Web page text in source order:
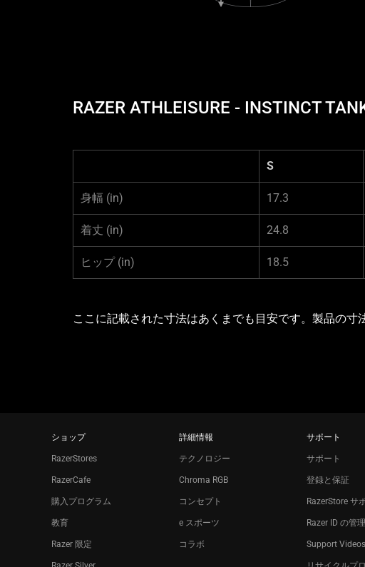
RAZER ATHLEISURE - INSTINCT
S
身幅 (in) 17.3
着丈 (in) 24.8
ヒップ (in) 18.5
ここに記載された寸法はあくまでも目安です。製品の寸
ショップ
RazerStores
RazerCafe
購入プログラム
教育
Razer 限定
詳細情報
テクノロジー
Chroma RGB
コンセプト
e スポーツ
コラボ
サポート
サポート
登録と保証
RazerStore サ
Razer ID の管理
Support Videos